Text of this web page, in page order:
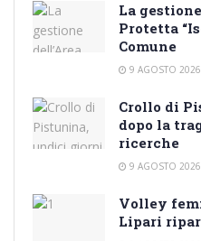
La
Protetta
Comune
9 AGOSTO 2026
Crollo di
dopo la
ricerche
9 AGOSTO 2026
Volley
Lipari